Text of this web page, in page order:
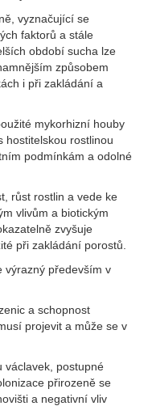
vyznačující se
faktorů a stále
období sucha lze
způsobem
i při zakládání a
mykorhizní houby
hostitelskou rostlinou
podmínkám a odolné
růst rostlin a vede ke
vlivům a biotickým
zvyšuje
při zakládání porostů.
výrazný především v
a schopnost
projevit a může se v
václavek, postupné
přirozeně se
a negativní vliv